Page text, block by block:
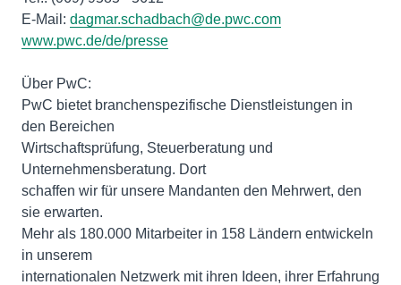
E-Mail: dagmar.schadbach@de.pwc.com
www.pwc.de/de/presse
Über PwC:
PwC bietet branchenspezifische Dienstleistungen in
den Bereichen
Wirtschaftsprüfung, Steuerberatung und
Unternehmensberatung. Dort
schaffen wir für unsere Mandanten den Mehrwert, den
sie erwarten.
Mehr als 180.000 Mitarbeiter in 158 Ländern entwickeln
in unserem
internationalen Netzwerk mit ihren Ideen, ihrer Erfahrung